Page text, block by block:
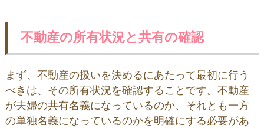
不動産の所有状況と共有の確認
まず、不動産の扱いを決めるにあたって最初に行う
べきは、その所有状況を確認することです。不動産
が夫婦の共有名義になっているのか、それとも一方
の単独名義になっているのかを明確にする必要があ